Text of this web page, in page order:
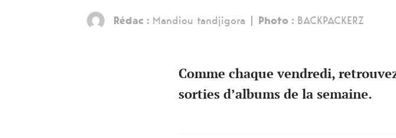
Rédac : Mandiou tandjigora Photo : BACKPACKERZ
Comme chaque vendredi,
sorties d’albums de la semaine.